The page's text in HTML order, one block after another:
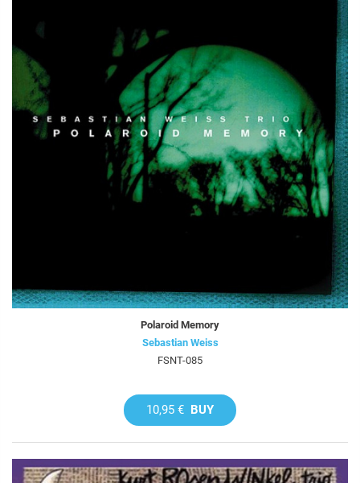
Polaroid Memory
Sebastian Weiss
FSNT-085
10,95 € BUY